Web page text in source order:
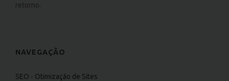
retorno.
NAVEGAÇÃO
SEO - Otimização de Sites